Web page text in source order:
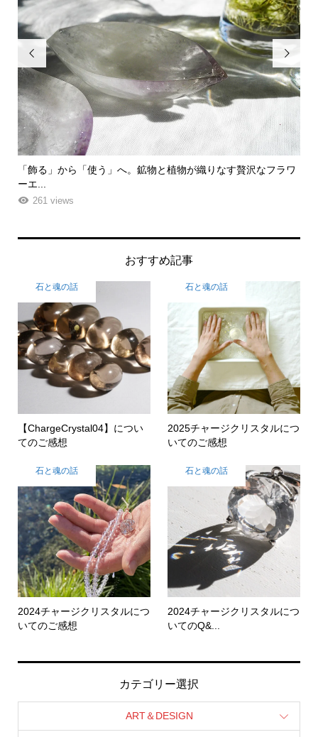

「飾る」から「使う」へ。鉱物と植物が織りなす贅沢なフラワ
ーエ...
261 views

おすすめ記事
石と魂の話
【ChargeCrystal04】につい
てのご感想
石と魂の話
2025チャージクリスタルにつ
いてのご感想
石と魂の話
2024チャージクリスタルにつ
いてのご感想
石と魂の話
2024チャージクリスタルにつ
いてのQ&...
カテゴリー選択
ART＆DESIGN